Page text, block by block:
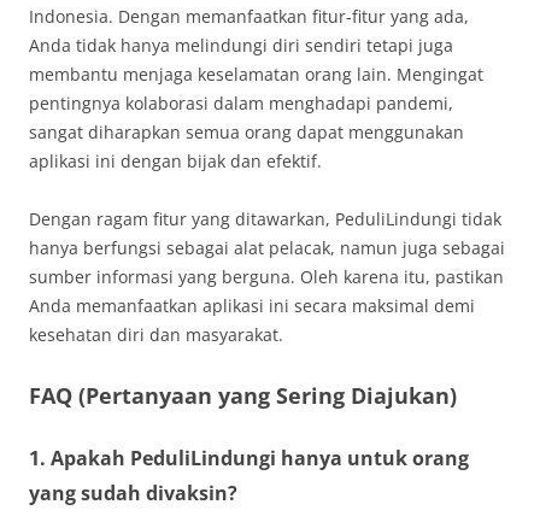
Indonesia. Dengan memanfaatkan fitur-fitur yang ada,
Anda tidak hanya melindungi diri sendiri tetapi juga
membantu menjaga keselamatan orang lain. Mengingat
pentingnya kolaborasi dalam menghadapi pandemi,
sangat diharapkan semua orang dapat menggunakan
aplikasi ini dengan bijak dan efektif.
Dengan ragam fitur yang ditawarkan, PeduliLindungi tidak
hanya berfungsi sebagai alat pelacak, namun juga sebagai
sumber informasi yang berguna. Oleh karena itu, pastikan
Anda memanfaatkan aplikasi ini secara maksimal demi
kesehatan diri dan masyarakat.
FAQ (Pertanyaan yang Sering Diajukan)
1. Apakah PeduliLindungi hanya untuk orang
yang sudah divaksin?